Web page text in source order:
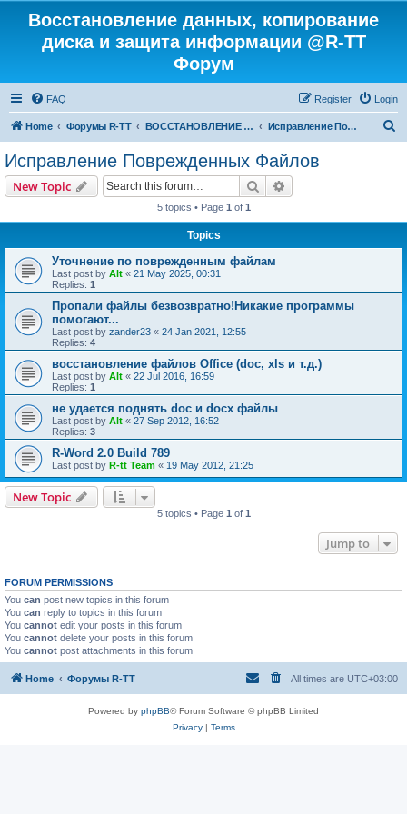
Восстановление данных, копирование
диска и защита информации @R-TT
Форум
FAQ Login
Register
Home Форумы R-TT ВОССТАНОВЛЕНИЕ ДАННЫХ И УДАЛЕННЫХ ФАЙЛОВ Исправление Поврежденных Файлов
Исправление Поврежденных Файлов
New Topic Search
5 topics • Page 1 of 1
Topics
Уточнение по поврежденным файлам
Last post by Alt « 21 May 2025, 00:31
Replies: 1
Пропали файлы безвозвратно!Никакие программы
помогают...
Last post by zander23 « 24 Jan 2021, 12:55
Replies: 4
восстановление файлов Office (doc, xls и т.д.)
Last post by Alt « 22 Jul 2016, 16:59
Replies: 1
не удается поднять doc и docx файлы
Last post by Alt « 27 Sep 2012, 16:52
Replies: 3
R-Word 2.0 Build 789
Last post by R-tt Team « 19 May 2012, 21:25
New Topic
5 topics • Page 1 of 1
Jump to
FORUM PERMISSIONS
You can post new topics in this forum
You can reply to topics in this forum
You cannot edit your posts in this forum
You cannot delete your posts in this forum
You cannot post attachments in this forum
Home Форумы R-TT All times are UTC+03:00
Powered by phpBB® Forum Software © phpBB Limited
Privacy| Terms